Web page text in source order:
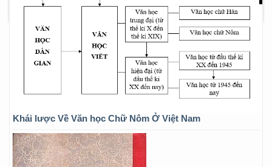
Khái lược Về Văn học Chữ Nôm Ở Việt Nam